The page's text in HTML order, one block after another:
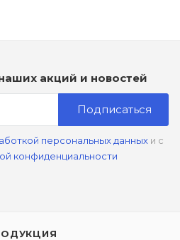
акций и новостей
Подписаться
персональных данныхи с
конфиденциальности